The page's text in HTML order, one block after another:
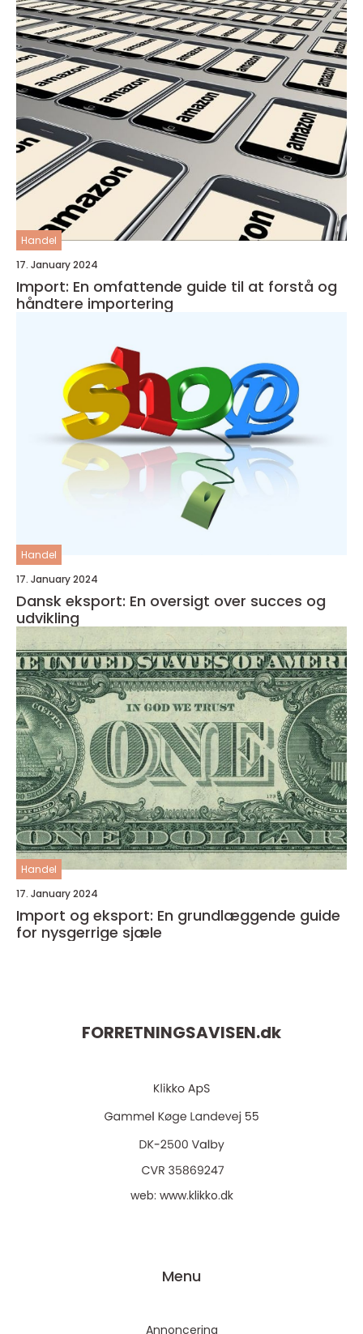
Handel
17. January 2024
Import: En omfattende guide til at forstå og
håndtere importering
Handel
17. January 2024
Dansk eksport: En oversigt over succes og
udvikling
Handel
17. January 2024
Import og eksport: En grundlæggende guide
for nysgerrige sjæle
FORRETNINGSAVISEN.dk
web: www.klikko.dk
Menu
Annoncering